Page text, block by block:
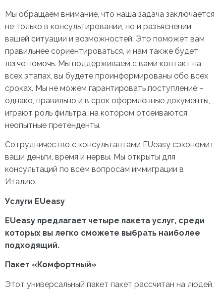
Мы обращаем внимание, что наша задача заключается
не только в консультировании, но и разъяснении
вашей ситуации и возможностей. Это поможет вам
правильнее сориентироваться, и нам также будет
легче помочь. Мы поддерживаем с вами контакт на
всех этапах, вы будете проинформированы обо всех
сроках. Мы не можем гарантировать поступление –
однако, правильно и в срок оформленные документы,
играют роль фильтра, на котором отсеиваются
неопытные претенденты.
Сотрудничество с консультантами EUeasy сэкономит
ваши деньги, время и нервы. Мы открыты для
консультаций по всем вопросам иммиграции в
Италию.
Услуги EUeasy
EUeasy предлагает четыре пакета услуг, среди
которых вы легко сможете выбрать наиболее
подходящий.
Пакет «Комфортный»
Этот универсальный пакет пакет рассчитан на людей,